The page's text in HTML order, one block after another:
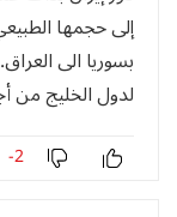
إلى حجمها
بسوريا الى
لدول الخليج من
-2